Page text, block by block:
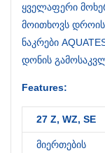
ყველაფერი
მოითხოვს დროის
ნაკრები
დონის
Features:
27 Z, WZ, SE
მიერთების